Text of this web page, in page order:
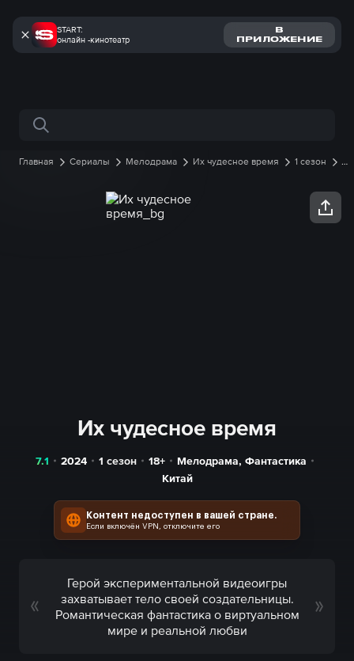
START:
онлайн -кинотеатр
В
ПРИЛОЖЕНИЕ
Поиск по сайту
Главная Сериалы Мелодрама Их чудесное время 1 сезон
4
Их чудесное время
7.1 2024 1 сезон 18+ Мелодрама, Фантастика
Китай
Контент недоступен в вашей стране.
Если включён VPN, отключите его
Герой экспериментальной видеоигры
захватывает тело своей создательницы.
Романтическая фантастика о виртуальном
мире и реальной любви